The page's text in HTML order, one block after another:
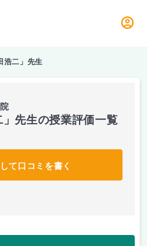
浩二」先生
」先生の授業評価一覧
て口コミを書く